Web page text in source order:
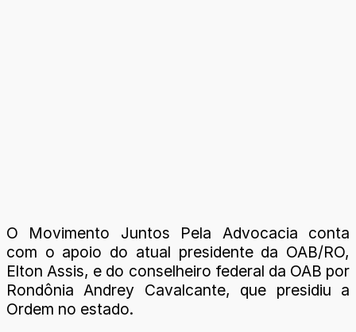
O Movimento Juntos Pela Advocacia conta
com o apoio do atual presidente da OAB/RO,
Elton Assis, e do conselheiro federal da OAB por
Rondônia Andrey Cavalcante, que presidiu a
Ordem no estado.